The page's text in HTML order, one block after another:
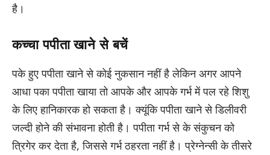
है।
कच्चा पपीता खाने से बचें
पके हुए पपीता खाने से कोई नुकसान नहीं है लेकिन अगर आपने
आधा पका पपीता खाया तो आपके और आपके गर्भ में पल रहे शिशु
के लिए हानिकारक हो सकता है। क्यूंकि पपीता खाने से डिलीवरी
जल्दी होने की संभावना होती है। पपीता गर्भ से के संकुचन को
त्रिगेर कर देता है, जिससे गर्भ ठहरता नहीं है। प्रेग्नेन्सी के तीसरे